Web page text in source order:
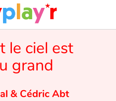
le ciel est
grand
&Cédric Abt